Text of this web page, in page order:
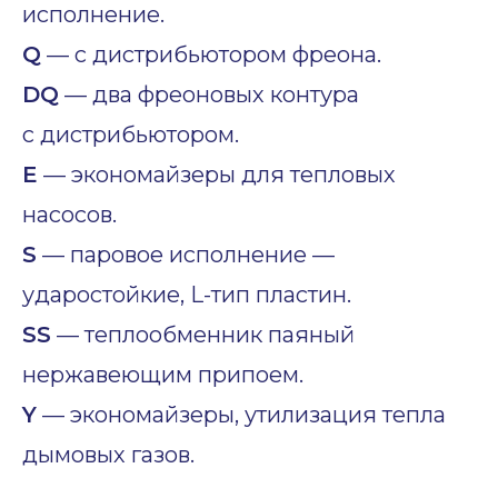
исполнение.
Q — с дистрибьютором фреона.
DQ — два фреоновых контура
с дистрибьютором.
E — экономайзеры для тепловых
насосов.
S — паровое исполнение —
ударостойкие, L-тип пластин.
SS — теплообменник паяный
нержавеющим припоем.
Y — экономайзеры, утилизация тепла
дымовых газов.